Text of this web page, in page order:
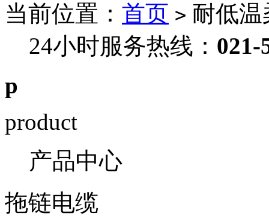
当前位置： 首页 > 耐低
24小时服务热线： 021-
p
product
产品中心
拖链电缆